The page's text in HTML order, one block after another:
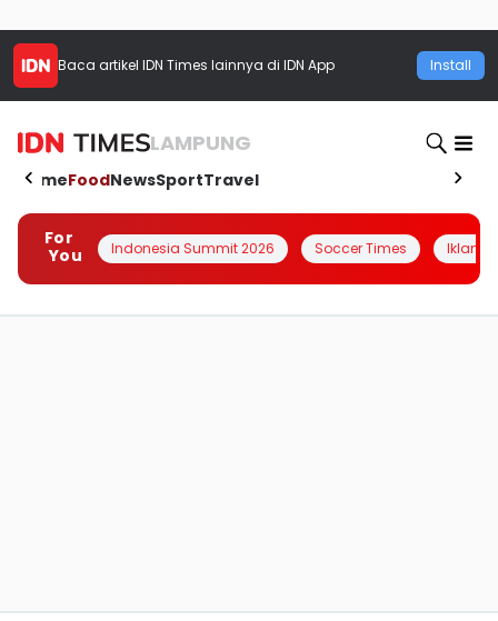
Baca artikel IDN Times lainnya di IDN App Install
LAMPUNG
HomeFoodNewsSportTravel
For
You
Indonesia Summit 2026 Soccer Times Iklanin